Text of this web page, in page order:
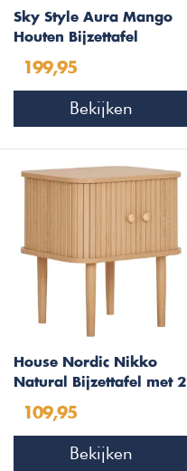
Sky Style Aura Mango
Houten Bijzettafel
199,95
Bekijken
House Nordic Nikko
Natural Bijzettafel met 2
109,95
Bekijken